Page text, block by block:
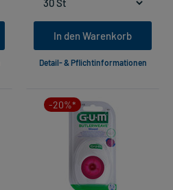
In den Warenkorb
Detail- & Pflichtinformationen
-20%*